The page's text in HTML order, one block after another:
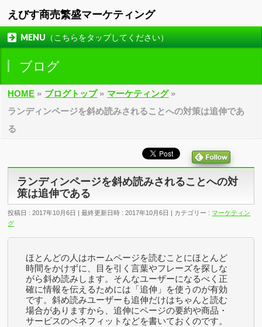
えびす商売繁盛マーケティング
MENU（こちらをタップしてください）
ブログ
HOME » ブログトップ» マーケティング»
ランディンページを斜め読みされることへの対策は追伸であ
る
ランディンページを斜め読みされることへの対
策は追伸である
投稿日 : 2017年10月6日 最終更新日時 : 2017年10月6日 カテゴリー :マーケティン
グ
ほとんどの人はホームページを読むことにほとんど
時間をかけずに、目を引く言葉やフレーズを探しな
がら斜め読みします。そんなユーザーになるべく正
確に情報を伝えるためには「追伸」を使うのが有効
です。斜め読みユーザーも追伸だけはちゃんと読む
場合がありますから、追伸にページの要約や商品・
サービスのベネフィットなどを書いておくのです。